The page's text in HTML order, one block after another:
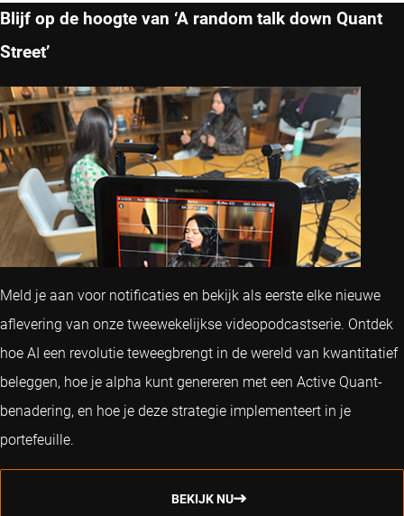
Blijf op de hoogte van ‘A random talk down Quant
Street’
Meld je aan voor notificaties en bekijk als eerste elke nieuwe
aflevering van onze tweewekelijkse videopodcastserie. Ontdek
hoe AI een revolutie teweegbrengt in de wereld van kwantitatief
beleggen, hoe je alpha kunt genereren met een Active Quant-
benadering, en hoe je deze strategie implementeert in je
portefeuille.
BEKIJK NU